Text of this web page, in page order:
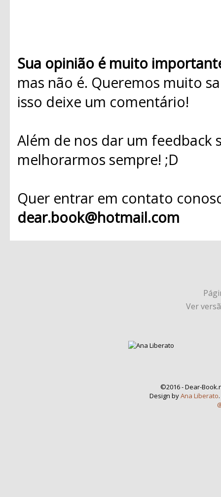
Sua opinião é muito
mas não é. Queremos muito
isso deixe um comentário!
Além de nos dar um
melhorarmos sempre! ;D
Quer entrar em contato
dear.book@hotmail.com
Ver
©2016 - Dear-
Design byAna Liberato